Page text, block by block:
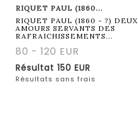
RIQUET PAUL (1860...
RIQUET PAUL (1860 - ?) DEUX
AMOURS SERVANTS DES
RAFRAICHISSEMENTS...
80 - 120 EUR
Résultat 150 EUR
Résultats sans frais